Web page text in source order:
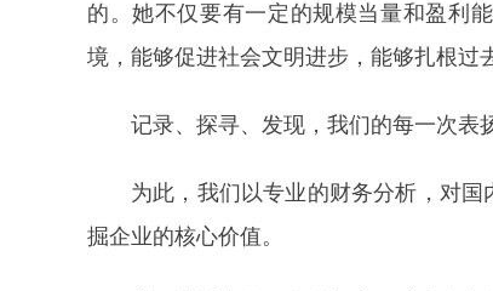
的。她不仅要有一定的规模当量和盈利
境，能够促进社会文明进步，能够扎根过
记录、探寻、发现，我们的每一次表
为此，我们以专业的财务分析，对
掘企业的核心价值。